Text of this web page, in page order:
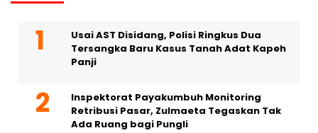
Usai AST Disidang, Polisi Ringkus Dua
Tersangka Baru Kasus Tanah Adat Kapeh
Panji
Inspektorat Payakumbuh Monitoring
Retribusi Pasar, Zulmaeta Tegaskan Tak
Ada Ruang bagi Pungli